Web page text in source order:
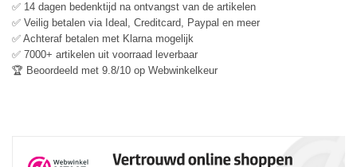
✅ 14 dagen bedenktijd na ontvangst van de artikelen
✅ Veilig betalen via Ideal, Creditcard, Paypal en meer
✅ Achteraf betalen met Klarna mogelijk
✅ 7000+ artikelen uit voorraad leverbaar
🏆 Beoordeeld met 9.8/10 op Webwinkelkeur